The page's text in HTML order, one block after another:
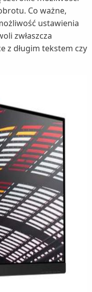
Co ważne,
ustawienia
zwłaszcza
z długim tekstem czy